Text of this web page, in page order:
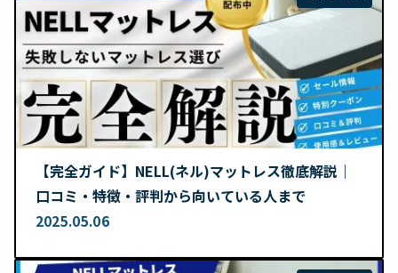
【完全ガイド】NELL(ネル)マットレス徹底解説｜
口コミ・特徴・評判から向いている人まで
2025.05.06